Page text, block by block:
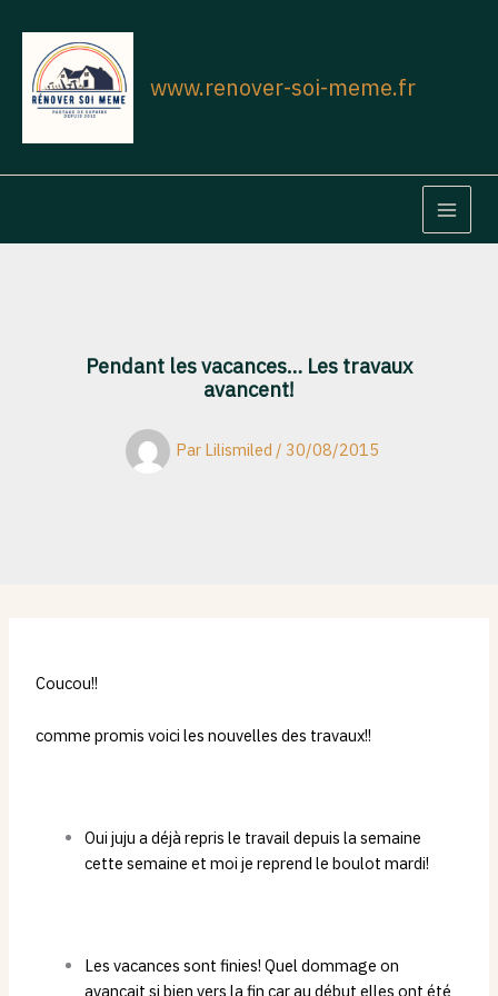
contenu
www.renover-soi-meme.fr
MAIN
Pendant les vacances… Les travaux
avancent!
Par Lilismiled / 30/08/2015
Coucou!!
comme promis voici les nouvelles des travaux!!
Oui juju a déjà repris le travail depuis la semaine
cette semaine et moi je reprend le boulot mardi!
Les vacances sont finies! Quel dommage on
avançait si bien vers la fin car au début elles ont été